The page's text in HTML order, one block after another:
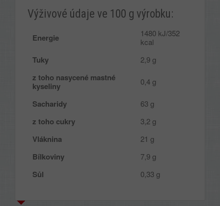
Výživové údaje ve 100 g výrobku:
Energie
1480 kJ/352
kcal
Tuky 2,9 g
z toho nasycené mastné
kyseliny
0,4 g
Sacharidy 63 g
z toho cukry 3,2 g
Vláknina 21 g
Bílkoviny 7,9 g
Sůl 0,33 g